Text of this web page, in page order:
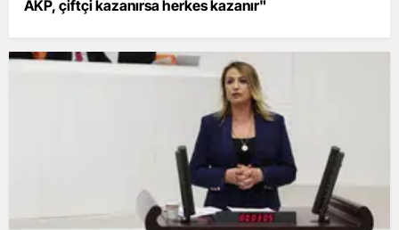
AKP, çiftçi kazanırsa herkes kazanır"